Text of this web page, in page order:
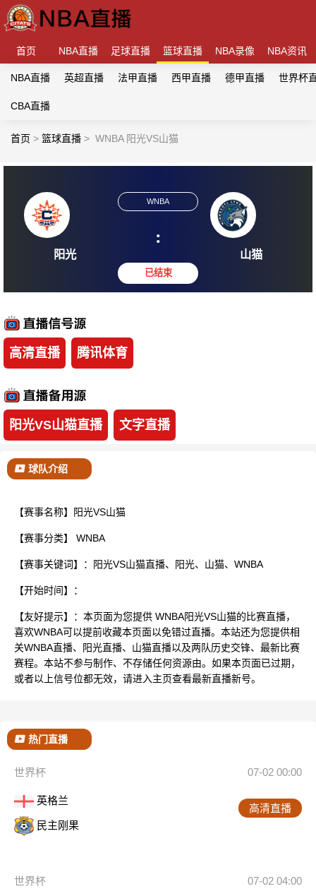
首页 NBA直播 足球直播 篮球直播 NBA录像 NBA资讯
NBA直播 英超直播 法甲直播 西甲直播 德甲直播 世界杯
CBA直播
首页 > 篮球直播 > WNBA 阳光VS山猫
:
高清直播 腾讯体育
阳光VS山猫直播 文字直播
球队介绍
【赛事名称】阳光VS山猫
【赛事分类】 WNBA
【赛事关键词】：阳光VS山猫直播、阳光、山猫、WNBA
【开始时间】：
【友好提示】：本页面为您提供 WNBA阳光VS山猫的比赛直播，
喜欢WNBA可以提前收藏本页面以免错过直播。本站还为您提供相
关WNBA直播、阳光直播、山猫直播以及两队历史交锋、最新比赛
赛程。本站不参与制作、不存储任何资源由。如果本页面已过期，
或者以上信号位都无效，请进入主页查看最新直播新号。
热门直播
世界杯 07-02 00:00
英格兰
民主刚果
高清直播
世界杯 07-02 04:00